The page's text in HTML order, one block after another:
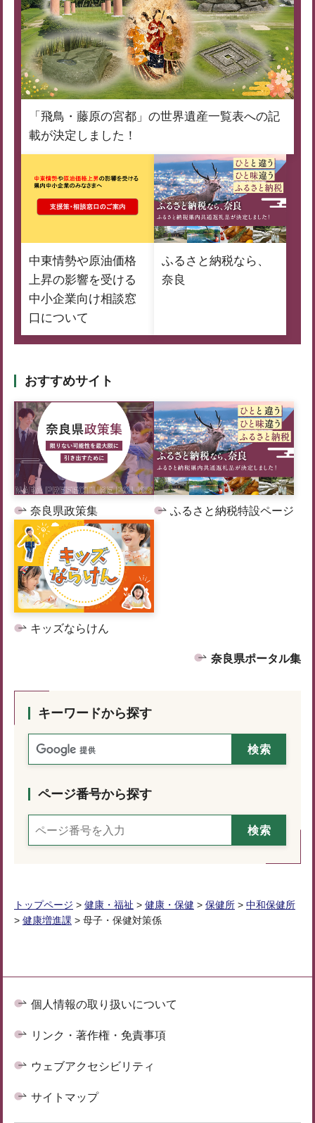
「飛鳥・藤原の宮都」の世界遺産一覧表への記
載が決定しました！
中東情勢や原油価格
上昇の影響を受ける
中小企業向け相談窓
口について
ふるさと納税なら、
奈良
おすすめサイト
奈良県政策集 ふるさと納税特設ページ
キッズならけん
奈良県ポータル集
キーワードから探す
ページ番号から探す
トップページ > 健康・福祉 > 健康・保健 > 保健所 > 中和保健所
> 健康増進課 > 母子・保健対策係
個人情報の取り扱いについて
リンク・著作権・免責事項
ウェブアクセシビリティ
サイトマップ